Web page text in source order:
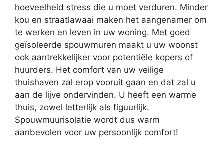
hoeveelheid stress die u moet verduren. Minder
kou en straatlawaai maken het aangenamer om
te werken en leven in uw woning. Met goed
geïsoleerde spouwmuren maakt u uw woonst
ook aantrekkelijker voor potentiële kopers of
huurders. Het comfort van uw veilige
thuishaven zal erop vooruit gaan en dat zal u
aan de lijve ondervinden. U heeft een warme
thuis, zowel letterlijk als figuurlijk.
Spouwmuurisolatie wordt dus warm
aanbevolen voor uw persoonlijk comfort!